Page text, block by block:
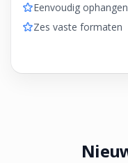
Eenvoudig ophangen
Zes vaste formaten